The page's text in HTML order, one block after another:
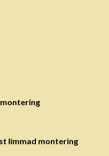
limmad montering